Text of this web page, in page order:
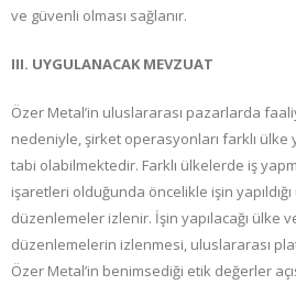
ve güvenli olması sağlanır.
III. UYGULANACAK MEVZUAT
Özer Metal’in uluslararası pazarlarda
nedeniyle, şirket operasyonları farklı
tabi olabilmektedir. Farklı ülkelerde iş
işaretleri olduğunda öncelikle işin
düzenlemeler izlenir. İşin yapılacağı ülke
düzenlemelerin izlenmesi, uluslararası
Özer Metal’in benimsediği etik değerler